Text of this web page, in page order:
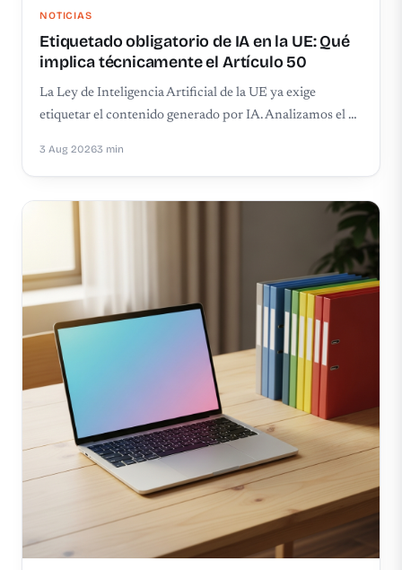
NOTICIAS
Etiquetado obligatorio de IA en la UE: Qué
implica técnicamente el Artículo 50
La Ley de Inteligencia Artificial de la UE ya exige
etiquetar el contenido generado por IA. Analizamos el …
3 Aug 20263 min